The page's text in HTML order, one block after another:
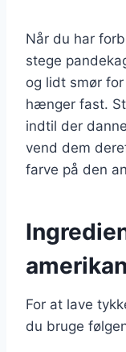
Når du har
stege
og lidt smør
hænger fast.
indtil der
vend dem
farve på den
For at lave
du bruge